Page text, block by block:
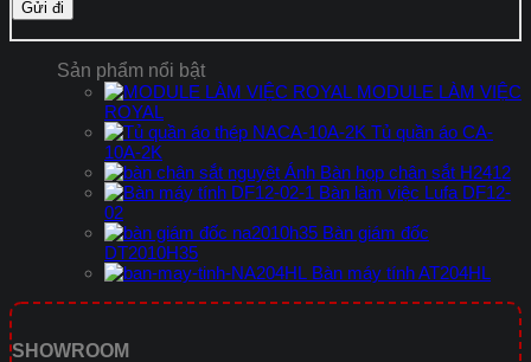
Sản phẩm nổi bật
MODULE LÀM VIỆC
ROYAL
Tủ quần áo CA-
10A-2K
Bàn họp chân sắt H2412
Bàn làm việc Lufa DF12-
02
Bàn giám đốc
DT2010H35
Bàn máy tính AT204HL
SHOWROOM